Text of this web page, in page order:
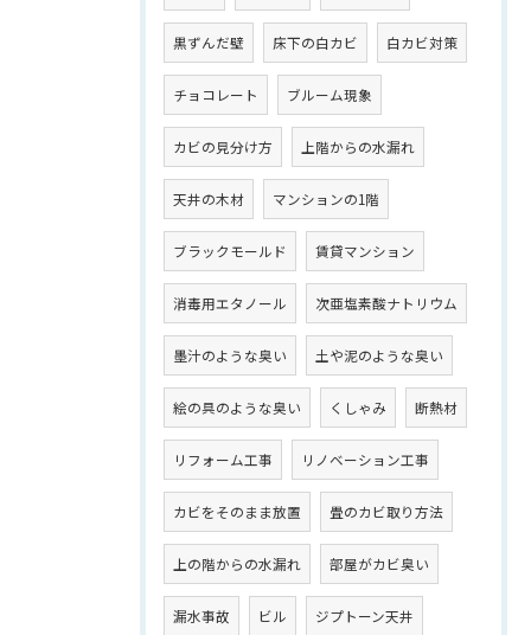
黒ずんだ壁 床下の白カビ 白カビ対策
チョコレート ブルーム現象
カビの見分け方 上階からの水漏れ
天井の木材 マンションの1階
ブラックモールド 賃貸マンション
消毒用エタノール 次亜塩素酸ナトリウム
墨汁のような臭い 土や泥のような臭い
絵の具のような臭い くしゃみ 断熱材
リフォーム工事 リノベーション工事
カビをそのまま放置 畳のカビ取り方法
上の階からの水漏れ 部屋がカビ臭い
漏水事故 ビル ジプトーン天井